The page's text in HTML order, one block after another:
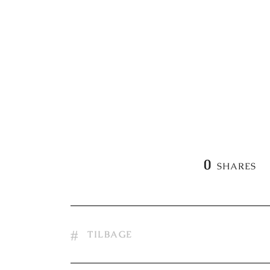
0 SHARES
TILBAGE